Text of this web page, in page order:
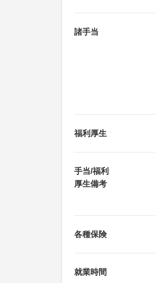
諸手当
福利厚生
手当/福利
厚生備考
各種保険
就業時間